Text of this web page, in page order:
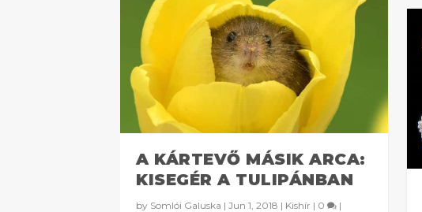
A KÁRTEVŐ MÁSIK ARCA:
KISEGÉR A TULIPÁNBAN
by Somlói Galuska | Jun 1, 2018 | Kishír | 0 |